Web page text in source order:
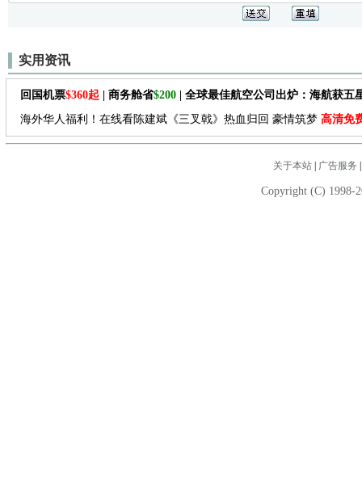
实用资讯
回国机票$360起 | 商务舱省$200 | 全球最佳航空公司出炉：海航获五
海外华人福利！在线看陈建斌《三叉戟》热血归回 豪情筑梦 高清免
关于本站| 广告服务
Copyright (C) 1998-